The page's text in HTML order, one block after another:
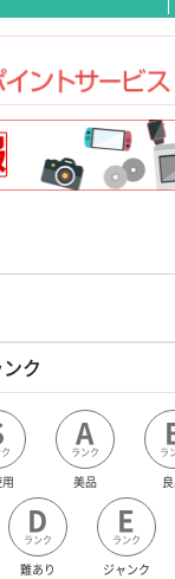
ク
A
ランク
美品
ラ
D
ランク
難あり
E
ランク
ジャンク